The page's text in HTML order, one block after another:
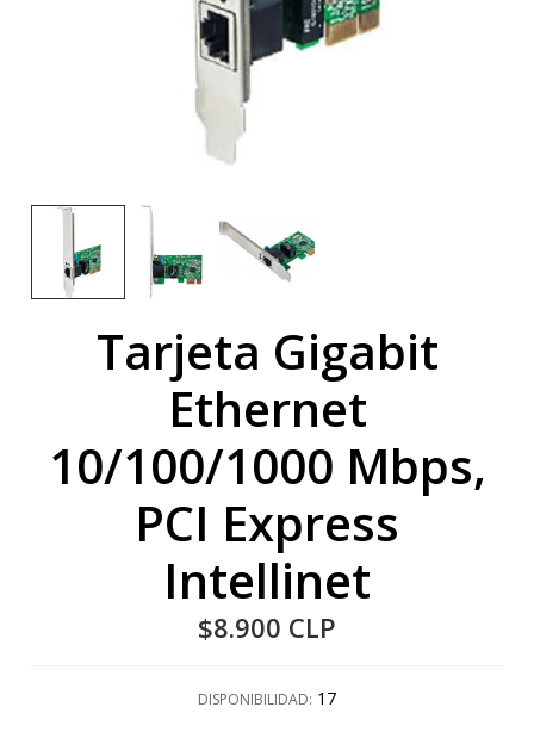
Tarjeta Gigabit
Ethernet
10/100/1000 Mbps,
PCI Express
Intellinet
$8.900 CLP
DISPONIBILIDAD: 17